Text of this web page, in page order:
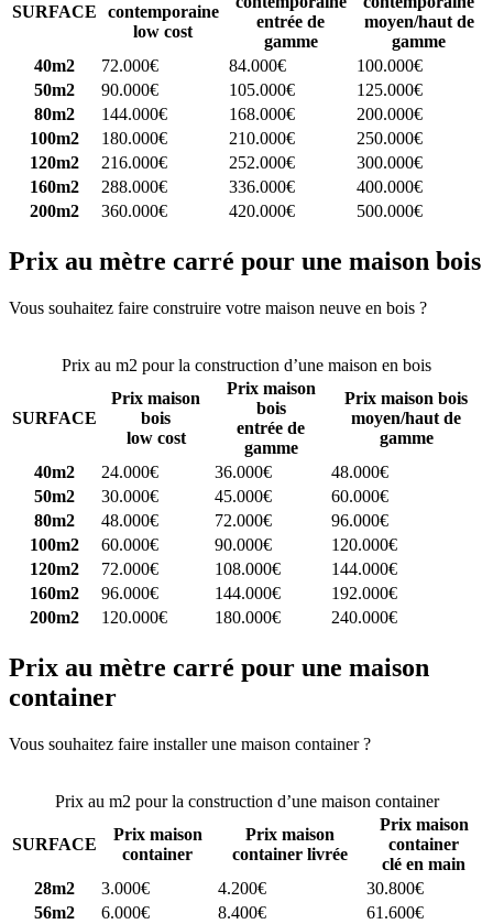
SURFACE
contemporaine
low cost
entrée de
gamme
moyen/haut de
gamme
40m2
72.000€ 84.000€
100.000€
50m2
90.000€ 105.000€
125.000€
80m2
144.000€ 168.000€
200.000€
100m2
180.000€ 210.000€
250.000€
120m2
216.000€ 252.000€
300.000€
160m2
288.000€ 336.000€
400.000€
200m2
360.000€ 420.000€ 500.000€
Prix au mètre carré pour une maison bois
Vous souhaitez faire construire votre maison neuve en bois ?
Prix au m2 pour la construction d’une maison en bois
SURFACE
Prix maison
bois
low cost
Prix maison
bois
entrée de
gamme
Prix maison bois
moyen/haut de
gamme
40m2
24.000€ 36.000€
48.000€
50m2
30.000€ 45.000€
60.000€
80m2
48.000€ 72.000€
96.000€
100m2
60.000€ 90.000€
120.000€
120m2
72.000€ 108.000€
144.000€
160m2
96.000€ 144.000€
192.000€
200m2
120.000€ 180.000€ 240.000€
Prix au mètre carré pour une maison
container
Vous souhaitez faire installer une maison container ?
Prix au m2 pour la construction d’une maison container
SURFACE
Prix maison
container
Prix maison
container livrée
Prix maison
container
clé en main
28m2
3.000€ 4.200€
30.800€
56m2
6.000€ 8.400€
61.600€